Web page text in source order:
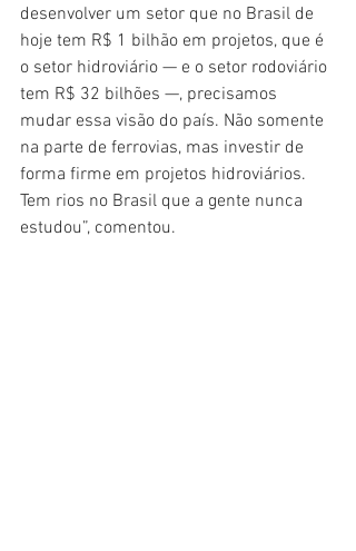
desenvolver um setor que no Brasil de
hoje tem R$ 1 bilhão em projetos, que é
o setor hidroviário — e o setor rodoviário
tem R$ 32 bilhões —, precisamos
mudar essa visão do país. Não somente
na parte de ferrovias, mas investir de
forma firme em projetos hidroviários.
Tem rios no Brasil que a gente nunca
estudou”, comentou.